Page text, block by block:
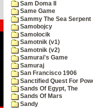
Sam Doma II
Same Game
Sammy The Sea Serpent
Samobojcy
Samolocik
Samotnik (v1)
Samotnik (v2)
Samurai's Game
Samuraj
San Francisco 1906
Sanctified Quest For
Sands Of Egypt, The
Sands Of Mars
Sandy